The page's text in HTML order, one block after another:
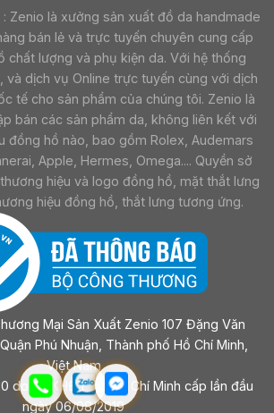
: Zenio là xưởng sản xuất đồ da handmade
bán lẻ và trực tuyến chuyên cung cấp
chất lượng và phụ kiện da. Với hệ thống
và dịch vụ Online trực tuyến cùng với dịch
tế cho sản phẩm của chúng tôi. Zenio là
bán các sản phẩm da, không liên kết với
đồng hồ nào, bao gồm Rolex, Audemars
Apple, Hermes, Omega.... Quyền sở
hiệu và logo đồng hồ, mặt thắt lưng
hiệu đồng hồ, thắt lưng tương ứng.
Mại Sản Xuất Zenio 107 Đặng Văn
Phú Nhuận, Thành phố Hồ Chí Minh,
Việt Nam
do sở KHĐT Tp Hồ Chí Minh cấp lần đầu
ngày 06/08/2019